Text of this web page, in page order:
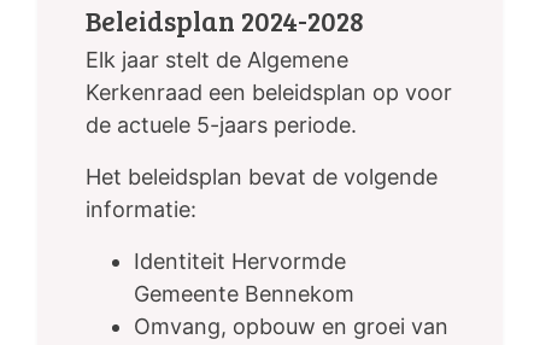
Beleidsplan 2024-2028
Elk jaar stelt de Algemene
Kerkenraad een beleidsplan op voor
de actuele 5-jaars periode.
Het beleidsplan bevat de volgende
informatie:
Identiteit Hervormde
Gemeente Bennekom
Omvang, opbouw en groei van